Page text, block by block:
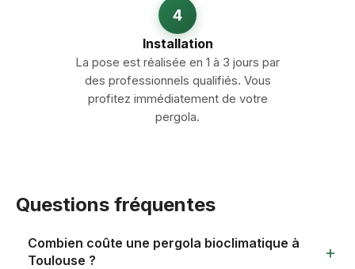
4
Installation
La pose est réalisée en 1 à 3 jours par
des professionnels qualifiés. Vous
profitez immédiatement de votre
pergola.
Questions fréquentes
Combien coûte une pergola bioclimatique à
Toulouse ?